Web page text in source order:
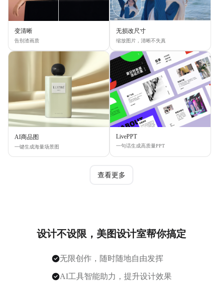
变清晰
告别渣画质
无损改尺寸
缩放图片，清晰不失真
AI商品图
一键生成海量场景图
LivePPT
一句话生成高质量PPT
查看更多
设计不设限，美图设计室帮你搞定
无限创作，随时随地自由发挥
AI工具智能助力，提升设计效果